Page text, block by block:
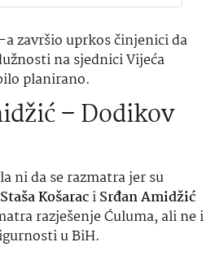
a završio uprkos činjenici da
na sjednici Vijeća
planirano.
– Dodikov
ni da se razmatra jer su
Staša KošaraciSrđan Amidžić
razješenje Ćuluma, ali ne i
u BiH.